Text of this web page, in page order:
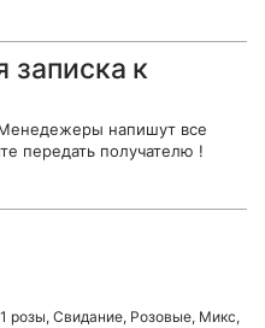
записка к
напишут все
передать получателю !
розы, Свидание, Розовые, Микс,